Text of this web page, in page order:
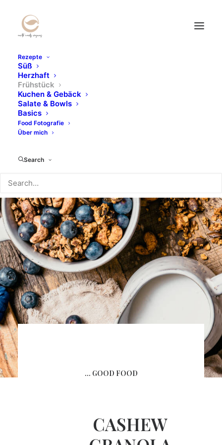
Rezepte
Süß
Herzhaft
Frühstück
Kuchen & Gebäck
Salate & Bowls
Basics
Food Fotografie
Über mich
Search
... GOOD FOOD
CASHEW